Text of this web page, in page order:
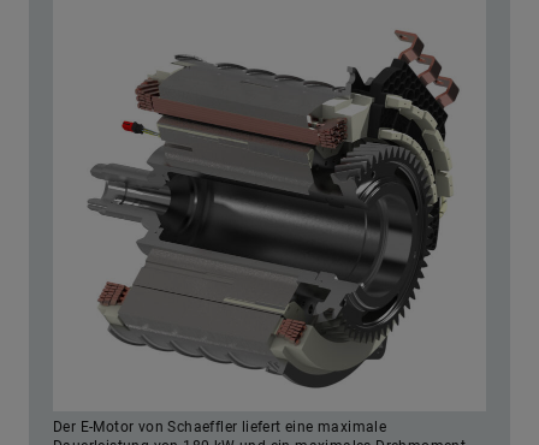
Der E-Motor von Schaeffler liefert eine maximale